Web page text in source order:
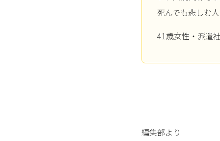
死んでも悲しむ
41歳女性・派遣
編集部より